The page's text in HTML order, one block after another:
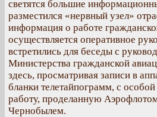
светятся большие
разместился «нервный узел»
информация о работе
осуществляется оперативное
встретились для беседы с
Министерства гражданской
здесь, просматривая записи в
бланки телетайпограмм, с
работу, проделанную
Чернобылем.